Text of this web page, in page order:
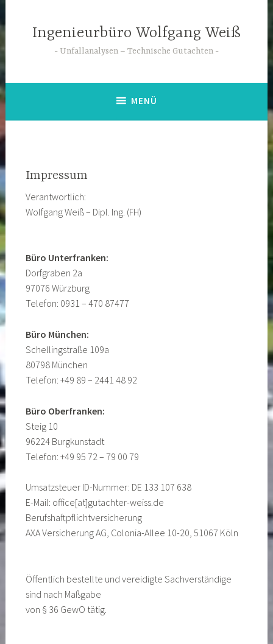
Inhalt
springenIngenieurbüro Wolfgang Weiß
Unfallanalysen – Technische Gutachten
MENÜ
Impressum
Verantwortlich:
Wolfgang Weiß – Dipl. Ing. (FH)
Büro Unterfranken:
Dorfgraben 2a
97076 Würzburg
Telefon: 0931 – 470 87477
Büro München:
Schellingstraße 109a
80798 München
Telefon: +49 89 – 2441 48 92
Büro Oberfranken:
Steig 10
96224 Burgkunstadt
Telefon: +49 95 72 – 79 00 79
Umsatzsteuer ID-Nummer: DE 133 107 638
E-Mail: office[at]gutachter-weiss.de
Berufshaftpflichtversicherung
AXA Versicherung AG, Colonia-Allee 10-20, 51067 Köln
Öffentlich bestellte und vereidigte Sachverständige
sind nach Maßgabe
von § 36 GewO tätig.